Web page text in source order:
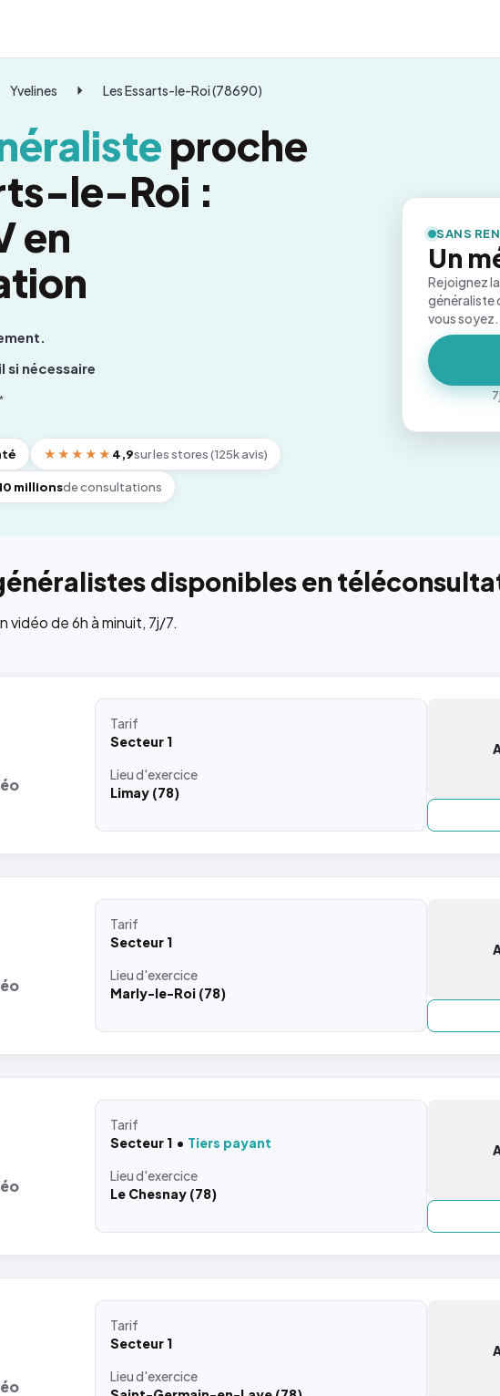
Yvelines Les Essarts-le-Roi (78690)
proche
le-Roi :
en
si nécessaire
*
★★★★★ 4,9sur les stores (125k avis)
millionsde consultations
SANS
Un
Rejoignez
généraliste
vous soyez.
disponibles en
de 6h à minuit, 7j/7.
Tarif
Secteur 1
Lieud'exercice
Limay (78)
Tarif
Secteur 1
Lieud'exercice
Marly-le-Roi (78)
Tarif
Secteur 1
Tiers payant
Lieud'exercice
Le Chesnay (78)
Tarif
Secteur 1
Lieud'exercice